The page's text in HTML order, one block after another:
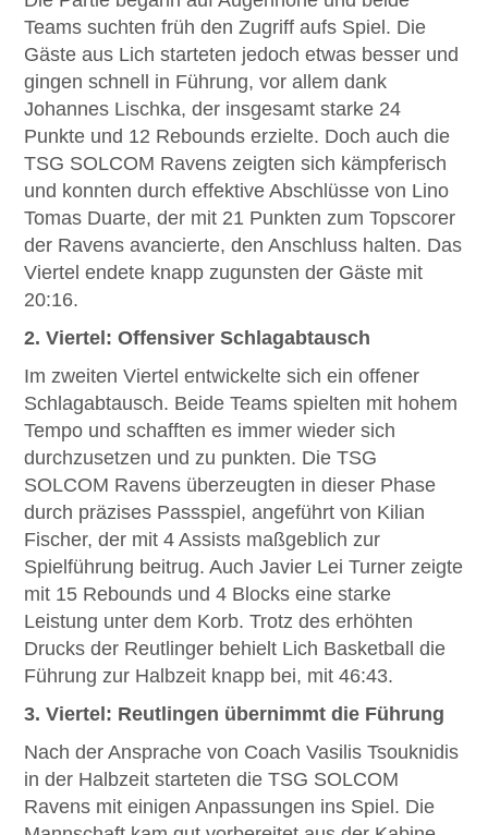
Teams suchten früh den Zugriff aufs Spiel. Die
Gäste aus Lich starteten jedoch etwas besser und
gingen schnell in Führung, vor allem dank
Johannes Lischka, der insgesamt starke 24
Punkte und 12 Rebounds erzielte. Doch auch die
TSG SOLCOM Ravens zeigten sich kämpferisch
und konnten durch effektive Abschlüsse von Lino
Tomas Duarte, der mit 21 Punkten zum Topscorer
der Ravens avancierte, den Anschluss halten. Das
Viertel endete knapp zugunsten der Gäste mit
20:16.
2. Viertel: Offensiver Schlagabtausch
Im zweiten Viertel entwickelte sich ein offener
Schlagabtausch. Beide Teams spielten mit hohem
Tempo und schafften es immer wieder sich
durchzusetzen und zu punkten. Die TSG
SOLCOM Ravens überzeugten in dieser Phase
durch präzises Passspiel, angeführt von Kilian
Fischer, der mit 4 Assists maßgeblich zur
Spielführung beitrug. Auch Javier Lei Turner zeigte
mit 15 Rebounds und 4 Blocks eine starke
Leistung unter dem Korb. Trotz des erhöhten
Drucks der Reutlinger behielt Lich Basketball die
Führung zur Halbzeit knapp bei, mit 46:43.
3. Viertel: Reutlingen übernimmt die Führung
Nach der Ansprache von Coach Vasilis Tsouknidis
in der Halbzeit starteten die TSG SOLCOM
Ravens mit einigen Anpassungen ins Spiel. Die